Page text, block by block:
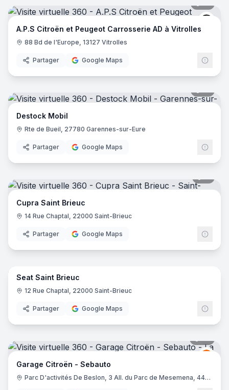
A.P.S Citroën et Peugeot Carrosserie AD à Vitrolles
88 Bd de l'Europe, 13127 Vitrolles
Partager Google Maps
Destock Mobil
Rte de Bueil, 27780 Garennes-sur-Eure
Partager Google Maps
Cupra Saint Brieuc
14 Rue Chaptal, 22000 Saint-Brieuc
Partager Google Maps
7
Seat Saint Brieuc
12 Rue Chaptal, 22000 Saint-Brieuc
Partager Google Maps
Garage Citroën - Sebauto
Parc D'activités De Beslon, 3 All. du Parc de Mesemena, 44500 La Baule-Escoublac